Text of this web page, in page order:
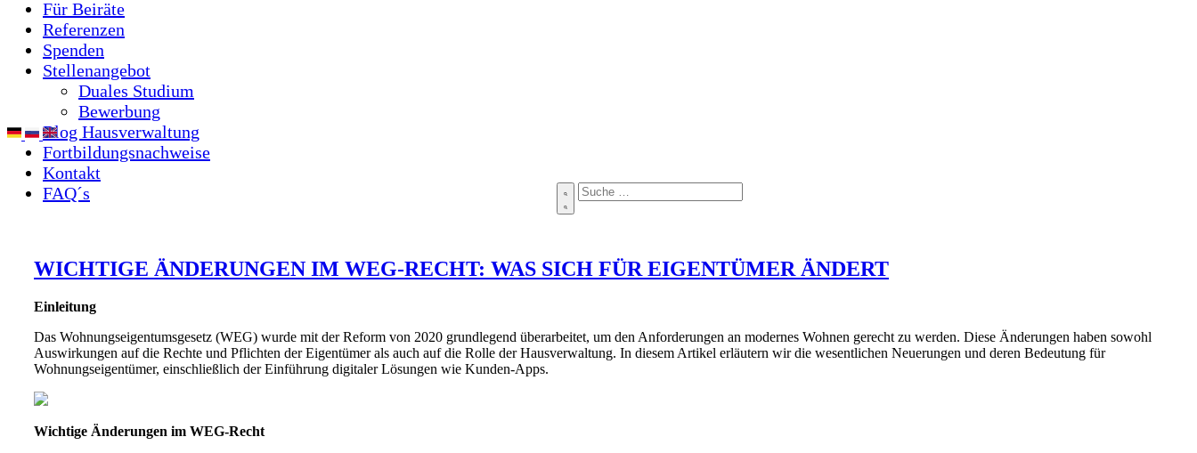
Für Beiräte
Referenzen
Spenden
Stellenangebot
Duales Studium
Bewerbung
Blog Hausverwaltung
Fortbildungsnachweise
Kontakt
FAQ´s
WICHTIGE ÄNDERUNGEN IM WEG-RECHT: WAS SICH FÜR EIGENTÜMER ÄNDERT
Einleitung
Das Wohnungseigentumsgesetz (WEG) wurde mit der Reform von 2020 grundlegend überarbeitet, um den Anforderungen an modernes Wohnen gerecht zu werden. Diese Änderungen haben sowohl
Auswirkungen auf die Rechte und Pflichten der Eigentümer als auch auf die Rolle der Hausverwaltung. In diesem Artikel erläutern wir die wesentlichen Neuerungen und deren Bedeutung für
Wohnungseigentümer, einschließlich der Einführung digitaler Lösungen wie Kunden-Apps.
Wichtige Änderungen im WEG-Recht